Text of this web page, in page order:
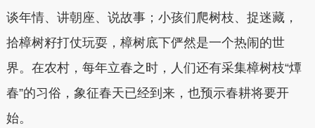
谈年情、讲朝座、说故事；小孩们爬树枝、捉迷藏，
拾樟树籽打仗玩耍，樟树底下俨然是一个热闹的世
界。在农村，每年立春之时，人们还有采集樟树枝“燂
春”的习俗，象征春天已经到来，也预示春耕将要开
始。